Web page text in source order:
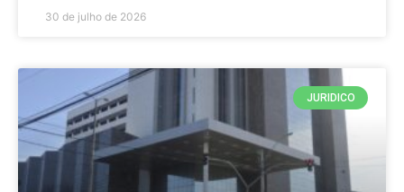
30 de julho de 2026
JURIDICO